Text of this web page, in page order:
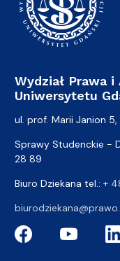
Wydział Prawa
Uniwersytetu
ul. prof. Marii Janion
Sprawy Studenckie -
28 89
Biuro Dziekana tel.: +